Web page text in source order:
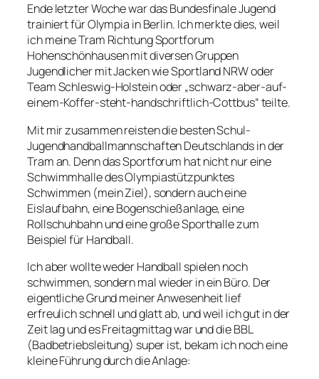
Ende letzter Woche war das BundesfinaleJugend
trainiert für Olympia in Berlin. Ich merkte dies, weil
ich meine Tram Richtung Sportforum
Hohenschönhausen mit diversen Gruppen
Jugendlicher mit Jacken wieSportland NRWoder
Team Schleswig-Holsteinoder „schwarz-aber-auf-
einem-Koffer-steht-handschriftlich-Cottbus“ teilte.
Mit mir zusammen reisten die besten Schul-
Jugendhandballmannschaften Deutschlands in der
Tram an. Denn das Sportforum hat nicht nur eine
Schwimmhalle des Olympiastützpunktes
Schwimmen (mein Ziel), sondern auch eine
Eislaufbahn, eine Bogenschießanlage, eine
Rollschuhbahn und eine große Sporthalle zum
Beispiel für Handball.
Ich aber wollte weder Handball spielen noch
schwimmen, sondern mal wieder in ein Büro. Der
eigentliche Grund meiner Anwesenheit lief
erfreulich schnell und glatt ab, und weil ich gut in der
Zeit lag und es Freitagmittag war und die BBL
(Badbetriebsleitung) super ist, bekam ich noch eine
kleine Führung durch die Anlage: